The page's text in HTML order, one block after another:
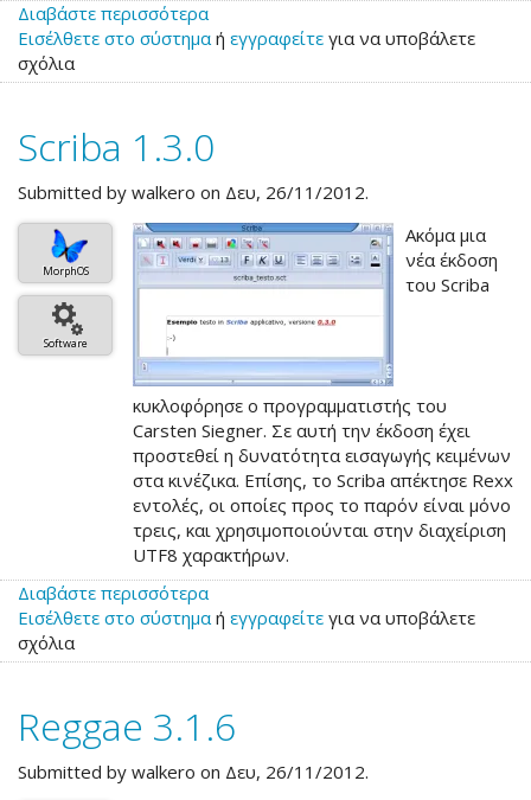
Διαβάστε περισσότεραγια
το
3.1.7
Εισέλθετε στο σύστημαή εγγραφείτε για να υποβάλετε
σχόλια
Scriba 1.3.0
Submitted by walkero on Δευ, 26/11/2012.
MorphOS
Software
Ακόμα μια
νέα έκδοση
του Scriba
κυκλοφόρησε ο προγραμματιστής του
Carsten Siegner. Σε αυτή την έκδοση έχει
προστεθεί η δυνατότητα εισαγωγής κειμένων
στα κινέζικα. Επίσης, το Scriba απέκτησε Rexx
εντολές, οι οποίες προς το παρόν είναι μόνο
τρεις, και χρησιμοποιούνται στην διαχείριση
UTF8 χαρακτήρων.
Διαβάστε περισσότεραγια
το
1.3.0
Εισέλθετε στο σύστημαή εγγραφείτε για να υποβάλετε
σχόλια
Reggae 3.1.6
Submitted by walkero on Δευ, 26/11/2012.